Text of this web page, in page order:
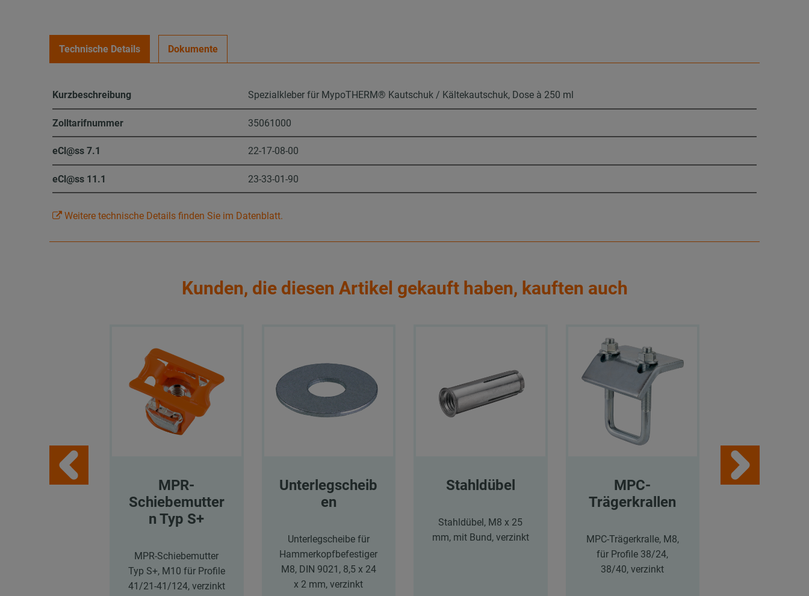
Technische Details Dokumente
Kurzbeschreibung Spezialkleber für MypoTHERM® Kautschuk / Kältekautschuk, Dose à 250 ml
Zolltarifnummer 35061000
eCl@ss 7.1 22-17-08-00
eCl@ss 11.1 23-33-01-90
Weitere technische Details finden Sie im Datenblatt.
Kunden, die diesen Artikel gekauft haben, kauften auch
MPR-
Schiebemutter
n Typ S+
MPR-Schiebemutter
Typ S+, M10 für Profile
41/21-41/124, verzinkt
Unterlegscheib
en
Unterlegscheibe für
Hammerkopfbefestiger
M8, DIN 9021, 8,5 x 24
x 2 mm, verzinkt
Stahldübel
Stahldübel, M8 x 25
mm, mit Bund, verzinkt
MPC-
Trägerkrallen
MPC-Trägerkralle, M8,
für Profile 38/24,
38/40, verzinkt